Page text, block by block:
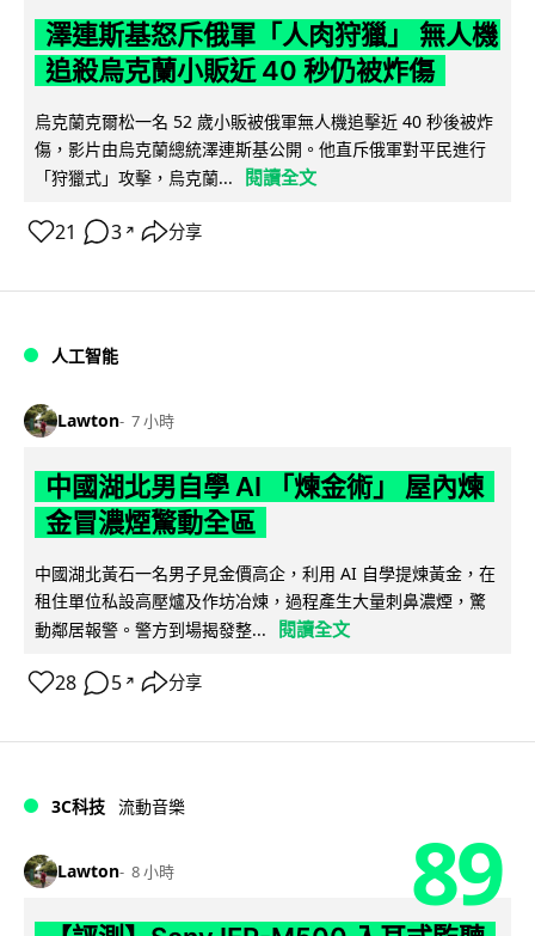
澤連斯基怒斥俄軍「人肉狩獵」 無人機
追殺烏克蘭小販近 40 秒仍被炸傷
烏克蘭克爾松一名 52 歲小販被俄軍無人機追擊近 40 秒後被炸
傷，影片由烏克蘭總統澤連斯基公開。他直斥俄軍對平民進行
「狩獵式」攻擊，烏克蘭...
閱讀全文
21 3 ↗ 分享
人工智能
Lawton 7 小時
中國湖北男自學 AI 「煉金術」 屋內煉
金冒濃煙驚動全區
中國湖北黃石一名男子見金價高企，利用 AI 自學提煉黃金，在
租住單位私設高壓爐及作坊冶煉，過程產生大量刺鼻濃煙，驚
動鄰居報警。警方到場揭發整...
閱讀全文
28 5 ↗ 分享
3C科技 流動音樂
Lawton 8 小時 89